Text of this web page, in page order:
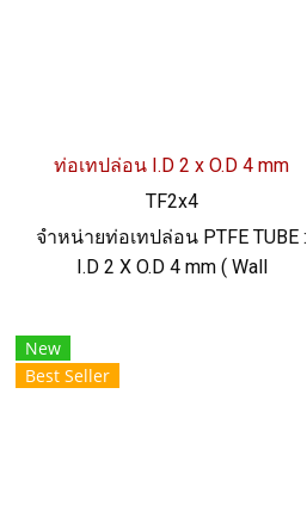
ท่อเทปล่อน I.D 2 x O.D 4 mm
TF2x4
จำหน่ายท่อเทปล่อน PTFE TUBE :
I.D 2 X O.D 4 mm ( Wall
ทนสารเคมี ฟู้ดเกรด ผิวเรียบลื่น
Tel: 022577145 / 0926568846
New
Best Seller